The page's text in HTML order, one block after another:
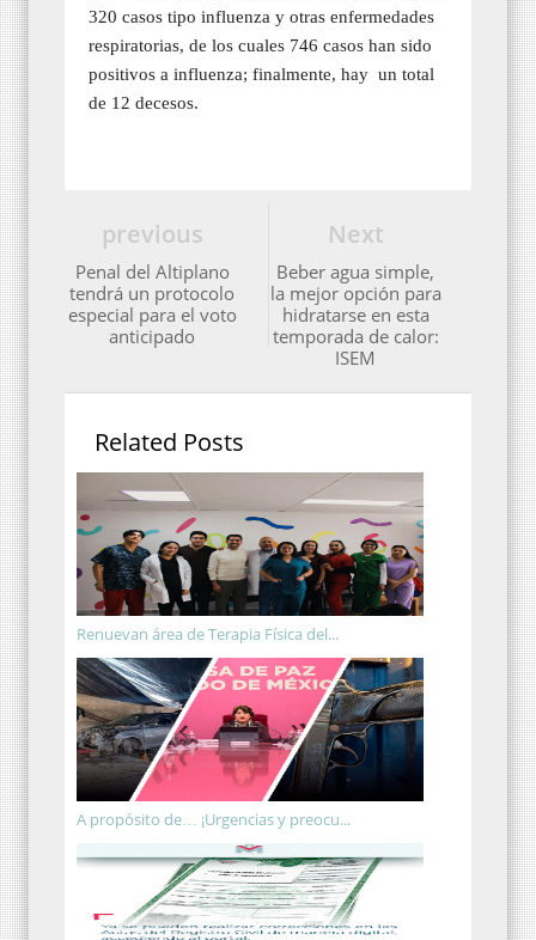
320 casos tipo influenza y otras enfermedades
respiratorias, de los cuales 746 casos han sido
positivos a influenza; finalmente, hay un total
de 12 decesos.
Next
Beber agua simple,
la mejor opción para
hidratarse en esta
temporada de calor:
ISEM
previous
Penal del Altiplano
tendrá un protocolo
especial para el voto
anticipado
Related Posts
Renuevan área de Terapia Física del...
A propósito de… ¡Urgencias y preocu...